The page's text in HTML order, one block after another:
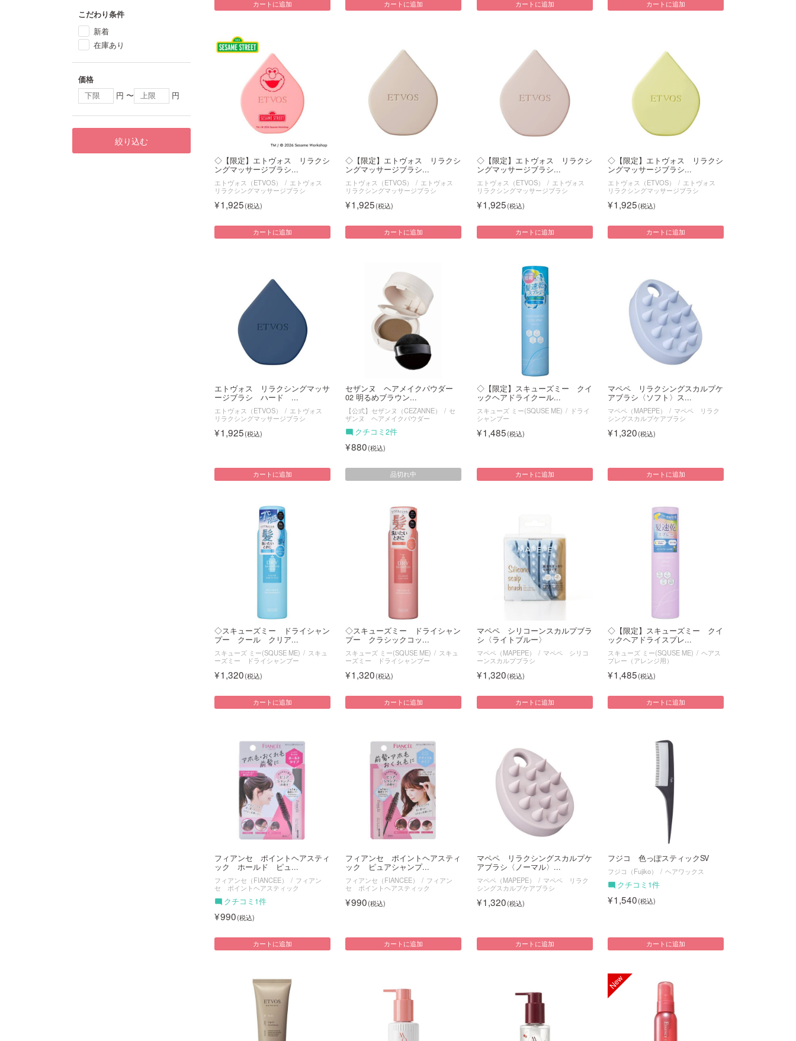
カートに追加 カートに追加 カートに追加 カートに追加
◇【限定】エトヴォス リラクシ
ングマッサージブラシ...
エトヴォス（ETVOS）
エトヴォス
リラクシングマッサージブラシ
1,925
カートに追加
◇【限定】エトヴォス リラクシ
ングマッサージブラシ...
エトヴォス（ETVOS）
エトヴォス
リラクシングマッサージブラシ
1,925
カートに追加
◇【限定】エトヴォス リラクシ
ングマッサージブラシ...
エトヴォス（ETVOS）
エトヴォス
リラクシングマッサージブラシ
1,925
カートに追加
◇【限定】エトヴォス リラクシ
ングマッサージブラシ...
エトヴォス（ETVOS）
エトヴォス
リラクシングマッサージブラシ
1,925
カートに追加
エトヴォス リラクシングマッサ
ージブラシ ハード ...
エトヴォス（ETVOS）
エトヴォス
リラクシングマッサージブラシ
1,925
カートに追加
セザンヌ ヘアメイクパウダー
02 明るめブラウン...
【公式】セザンヌ（CEZANNE）
セ
ザンヌ ヘアメイクパウダー
クチコミ2件
880
品切れ中
◇【限定】スキューズミー クイ
ックヘアドライクール...
スキューズ ミー(SQUSE ME)
ドライ
シャンプー
1,485
カートに追加
マペペ リラクシングスカルプケ
アブラシ〈ソフト〉ス...
マペペ（MAPEPE）
マペペ リラク
シングスカルプケアブラシ
1,320
カートに追加
◇スキューズミー ドライシャン
プー クール クリア...
スキューズ ミー(SQUSE ME)
スキュ
ーズミー ドライシャンプー
1,320
カートに追加
◇スキューズミー ドライシャン
プー クラシックコッ...
スキューズ ミー(SQUSE ME)
スキュ
ーズミー ドライシャンプー
1,320
カートに追加
マペペ シリコーンスカルプブラ
シ〈ライトブルー〉
マペペ（MAPEPE）
マペペ シリコ
ーンスカルプブラシ
1,320
カートに追加
◇【限定】スキューズミー クイ
ックヘアドライスプレ...
スキューズ ミー(SQUSE ME)
ヘアス
プレー（アレンジ用）
1,485
カートに追加
フィアンセ ポイントヘアスティ
ック ホールド ピュ...
フィアンセ（FIANCEE）
フィアン
セ ポイントヘアスティック
クチコミ1件
990
カートに追加
フィアンセ ポイントヘアスティ
ック ピュアシャンプ...
フィアンセ（FIANCEE）
フィアン
セ ポイントヘアスティック
990
カートに追加
マペペ リラクシングスカルプケ
アブラシ〈ノーマル〉...
マペペ（MAPEPE）
マペペ リラク
シングスカルプケアブラシ
1,320
カートに追加
フジコ 色っぽスティックSV
フジコ（Fujiko） ヘアワックス
クチコミ1件
1,540
カートに追加
こだわり条件
新着
在庫あり
価格
円 〜 円
絞り込む